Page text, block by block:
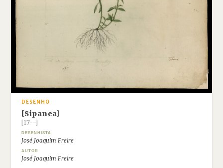
DESENHO
[Sipanea]
[17--]
DESENHISTA
José Joaquim Freire
AUTOR
José Joaquim Freire